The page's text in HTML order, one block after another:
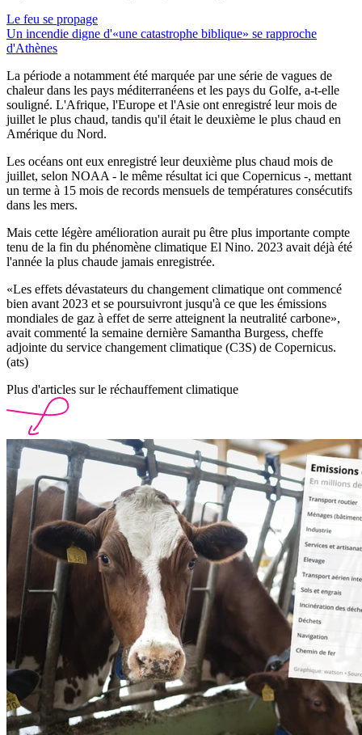
Le feu se propage
Un incendie digne d'«une catastrophe biblique» se rapproche
d'Athènes
La période a notamment été marquée par une série de vagues de
chaleur dans les pays méditerranéens et les pays du Golfe, a-t-elle
souligné. L'Afrique, l'Europe et l'Asie ont enregistré leur mois de
juillet le plus chaud, tandis qu'il était le deuxième le plus chaud en
Amérique du Nord.
Les océans ont eux enregistré leur deuxième plus chaud mois de
juillet, selon NOAA - le même résultat ici que Copernicus -, mettant
un terme à 15 mois de records mensuels de températures consécutifs
dans les mers.
Mais cette légère amélioration aurait pu être plus importante compte
tenu de la fin du phénomène climatique El Nino. 2023 avait déjà été
l'année la plus chaude jamais enregistrée.
«Les effets dévastateurs du changement climatique ont commencé
bien avant 2023 et se poursuivront jusqu'à ce que les émissions
mondiales de gaz à effet de serre atteignent la neutralité carbone»,
avait commenté la semaine dernière Samantha Burgess, cheffe
adjointe du service changement climatique (C3S) de Copernicus.
(ats)
Plus d'articles sur le réchauffement climatique